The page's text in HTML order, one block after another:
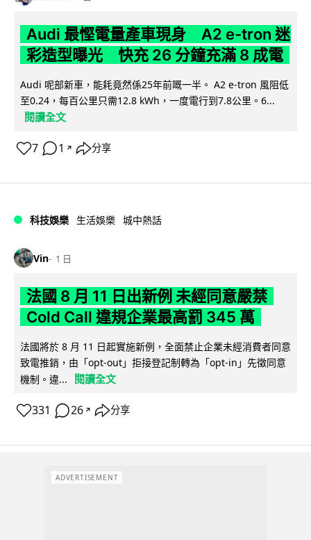
Audi 最慳電量產車現身 A2 e-tron 迷
彩造型曝光 快充 26 分鐘充滿 8 成電
Audi 呢部新車，能耗竟然係25年前嘅一半。 A2 e-tron 風阻低
至0.24，每百公里只需12.8 kWh，一度電行到7.8公里。6...
閱讀全文
7 1 ↗ 分享
科技娛樂 生活娛樂 城中熱話
Vin 1 日
法國 8 月 11 日出新例 未經同意嚴禁
Cold Call 違規企業最高罰 345 萬
法國將於 8 月 11 日起實施新例，全面禁止企業未經消費者同意
致電推銷，由「opt-out」拒接登記制轉為「opt-in」先徵同意
機制。違...
閱讀全文
331 26 ↗ 分享
ADVERTISEMENT